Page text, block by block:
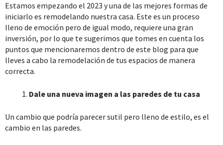
Estamos empezando el 2023 y una de las mejores formas de
iniciarlo es remodelando nuestra casa. Este es un proceso
lleno de emoción pero de igual modo, requiere una gran
inversión, por lo que te sugerimos que tomes en cuenta los
puntos que mencionaremos dentro de este blog para que
lleves a cabo la remodelación de tus espacios de manera
correcta.
Dale una nueva imagen a las paredes de tu casa
Un cambio que podría parecer sutil pero lleno de estilo, es el
cambio en las paredes.